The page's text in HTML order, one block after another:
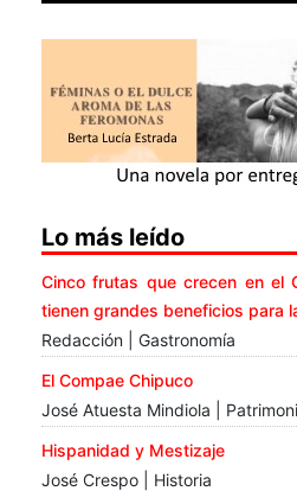
Lo más leído
Cinco frutas que crecen en el
tienen grandes beneficios para
Redacción | Gastronomía
El Compae Chipuco
José Atuesta Mindiola |
Hispanidad y Mestizaje
José Crespo | Historia